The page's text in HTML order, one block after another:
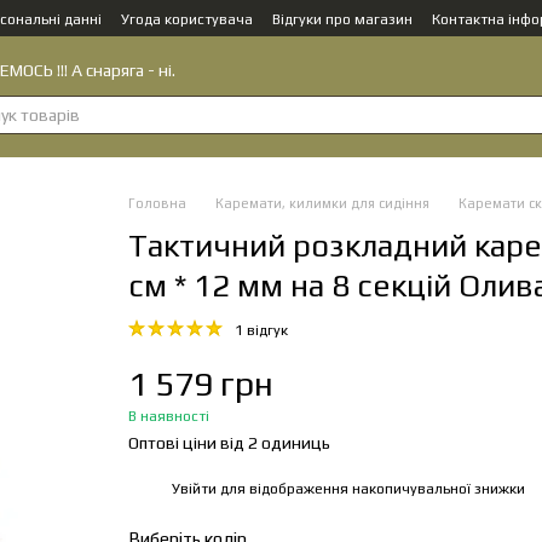
данні Угода користувача Відгуки про магазин Контактна
!!! А снаряга - ні.
Головна Каремати, килимки для сидіння Каремати
Тактичний розкладний
см * 12 мм на 8 секцій
1 відгук
1 579 грн
В наявності
Оптові ціни від 2 одиниць
Увійти для відображення накопичувальної знижки